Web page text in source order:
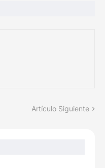
Artículo Siguiente